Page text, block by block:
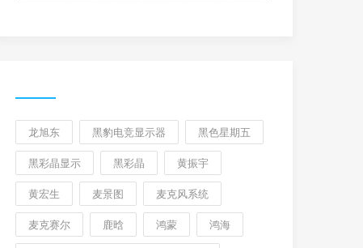
龙旭东 黑豹电竞显示器 黑色星期五
黑彩晶显示 黑彩晶 黄振宇
黄宏生 麦景图 麦克风系统
麦克赛尔 鹿晗 鸿蒙 鸿海